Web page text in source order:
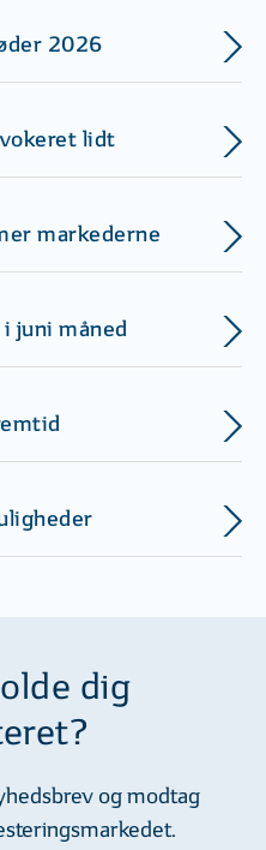
2026
lidt
markederne
juni måned
dig
og modtag